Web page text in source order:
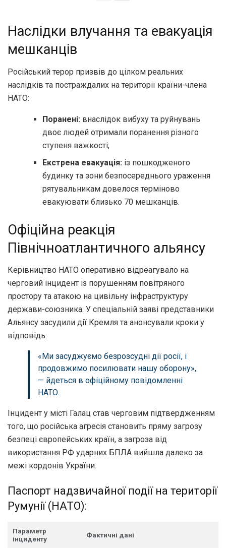
Наслідки влучання та евакуація
мешканців
Російський терор призвів до цілком реальних
наслідків та постраждалих на території країни-члена
НАТО:
Поранені: внаслідок вибуху та руйнувань
двоє людей отримали поранення різного
ступеня важкості;
Екстрена евакуація: із пошкодженого
будинку та зони безпосереднього ураження
рятувальникам довелося терміново
евакуювати близько 70 мешканців.
Офіційна реакція
Північноатлантичного альянсу
Керівництво НАТО оперативно відреагувало на
черговий інцидент із порушенням повітряного
простору та атакою на цивільну інфраструктуру
держави-союзника. У спеціальній заяві представники
Альянсу засудили дії Кремля та анонсували кроки у
відповідь:
«Ми засуджуємо безрозсудні дії росії, і
продовжимо посилювати нашу оборону»,
— йдеться в офіційному повідомленні
НАТО.
Інцидент у місті Галац став черговим підтвердженням
того, що російська агресія становить пряму загрозу
безпеці європейських країн, а загроза від
використання РФ ударних БПЛА вийшла далеко за
межі кордонів України.
Паспорт надзвичайної події на території
Румунії (НАТО):
Параметр
інциденту
Фактичні дані